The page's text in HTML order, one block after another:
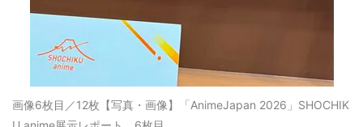
画像6枚目／12枚 【写真・画像】「AnimeJapan 2026」SHOCHIK